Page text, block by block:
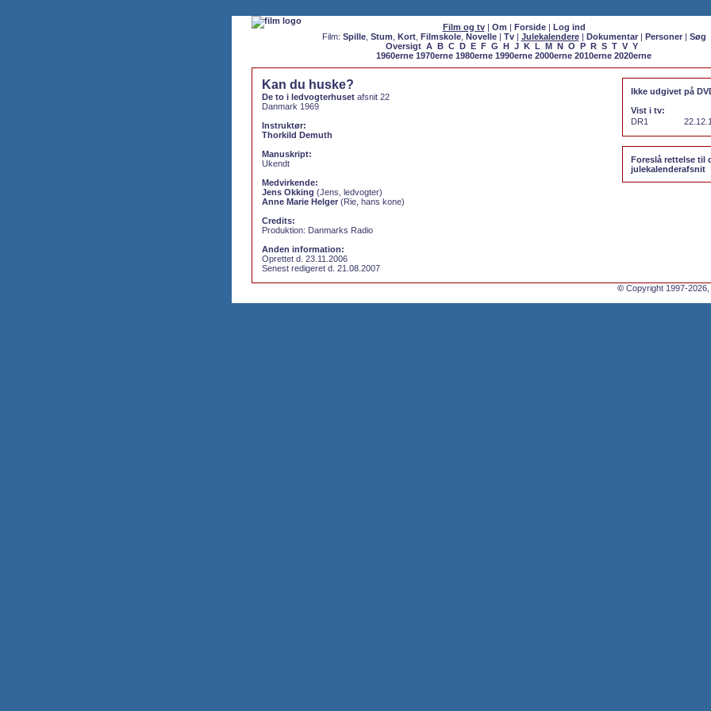
Film og tv| Om | Forside| Log ind
Film: Spille, Stum Kort, Filmskole, Novelle| Tv| Julekalendere| Dokumentar| Personer| Søg
Oversigt A B C D E F G H J K L M N O P R S T V Y
1960erne 1970erne 1980erne 1990erne 2000erne 2010erne 2020erne
Kan du huske?
De to i ledvogterhuset afsnit 22
Danmark 1969
Instruktør:
Thorkild Demuth
Manuskript:
Ukendt
Medvirkende:
Jens Okking (Jens, ledvogter)
Anne Marie Helger (Rie, hans kone)
Credits:
Produktion: Danmarks Radio
Anden information:
Oprettet d. 23.11.2006
Senest redigeret d. 21.08.2007
Ikke udgivet på
Vist i tv:
DR1
Foreslå rettelse til
julekalenderafsnit
© Copyright 1997-